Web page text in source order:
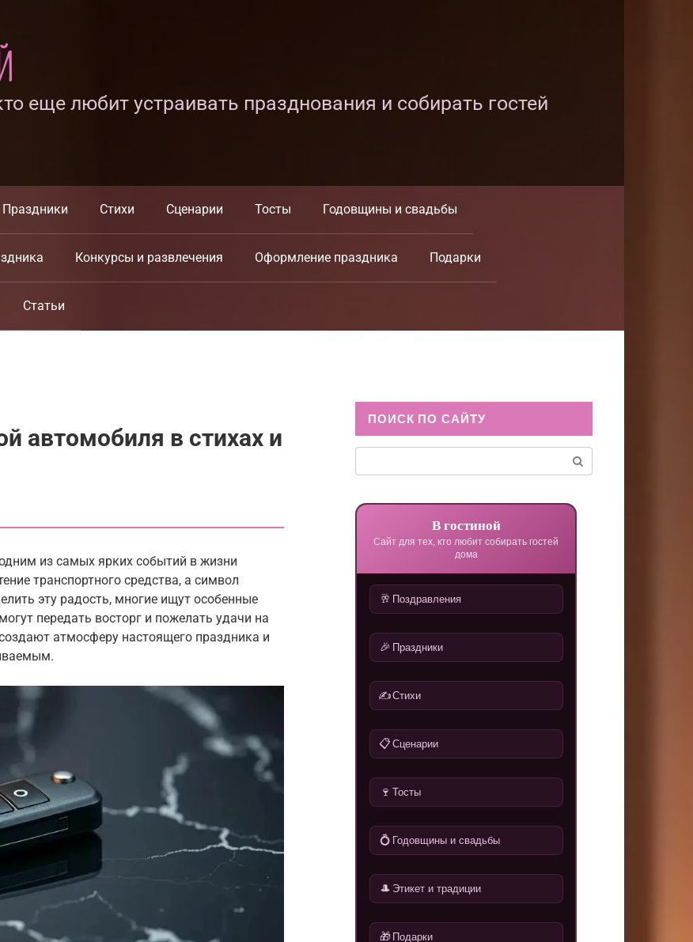
еще любит устраивать празднования и собирать гостей
Праздники Стихи Сценарии Тосты Годовщины и свадьбы
Конкурсы и развлечения Оформление праздника Подарки
Статьи
автомобиля в стихах и
из самых ярких событий в жизни
транспортного средства, а символ
эту радость, многие ищут особенные
передать восторг и пожелать удачи на
атмосферу настоящего праздника и
ПОИСК ПО САЙТУ
В гостиной
Сайт для тех, кто любит собирать гостей
дома
🥂 Поздравления
🎉 Праздники
✍️Стихи
📋 Сценарии
🍷 Тосты
💍 Годовщины и свадьбы
🎩 Этикет и традиции
🎁 Подарки